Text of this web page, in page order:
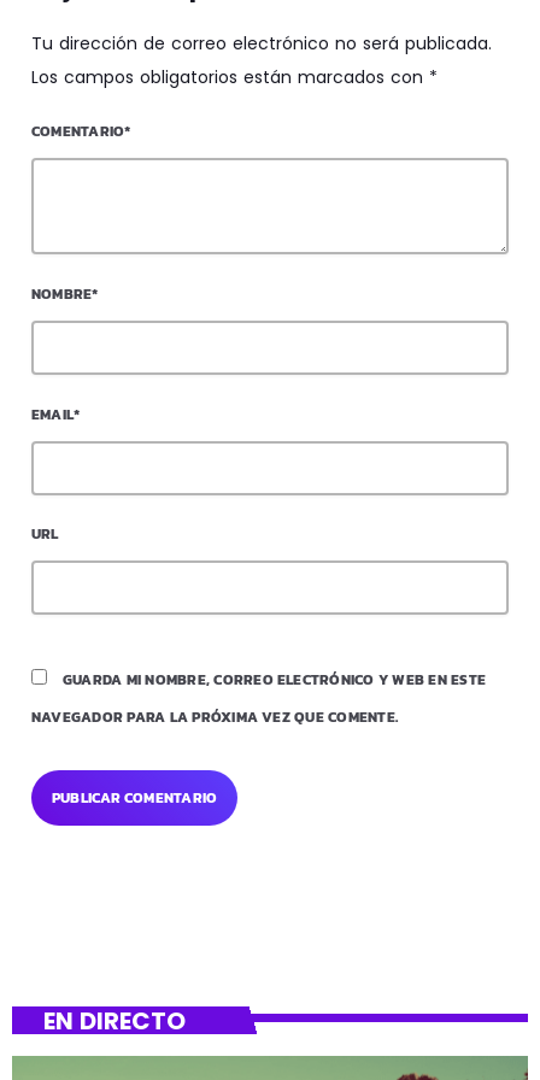
Tu dirección de correo electrónico no será publicada.
Los campos obligatorios están marcados con *
COMENTARIO*
NOMBRE*
EMAIL*
URL
GUARDA MI NOMBRE, CORREO ELECTRÓNICO Y WEB EN ESTE
NAVEGADOR PARA LA PRÓXIMA VEZ QUE COMENTE.
EN DIRECTO